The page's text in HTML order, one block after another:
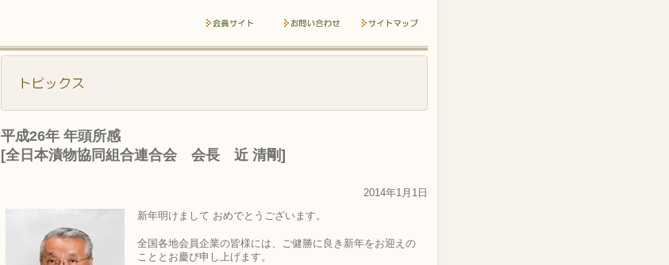
平成26年 年頭所感
[全日本漬物協同組合連合会 会長 近 清剛]
2014年1月1日
新年明けまして おめでとうございます。
全国各地会員企業の皆様には、ご健勝に良き新年をお迎えの
こととお慶び申し上げます。